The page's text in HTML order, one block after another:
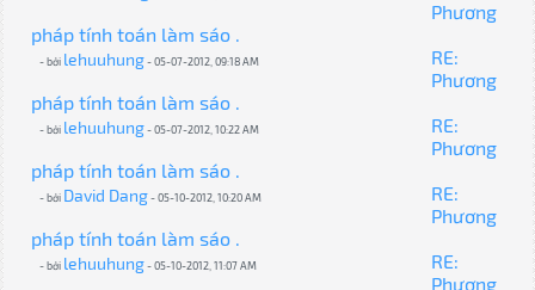
Phương
pháp tính toán làm sáo .
- bởi lehuuhung- 05-07-2012, 09:18 AM
RE:
Phương
pháp tính toán làm sáo .
- bởi lehuuhung- 05-07-2012, 10:22 AM
RE:
Phương
pháp tính toán làm sáo .
- bởi David Dang- 05-10-2012, 10:20 AM
RE:
Phương
pháp tính toán làm sáo .
- bởi lehuuhung- 05-10-2012, 11:07 AM
RE:
Phương